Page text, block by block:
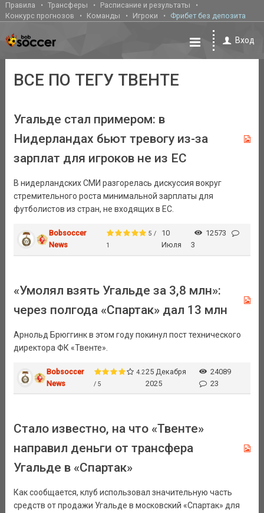
Правила Трансферы
Расписание и результаты
Конкурс прогнозов
Команды Игроки Фрибет без депозита
Вход
ВСЕ ПО ТЕГУ ТВЕНТЕ
Угальде стал примером: в
Нидерландах бьют тревогу из-за
зарплат для игроков не из ЕС
В нидерландских СМИ разгорелась дискуссия вокруг
стремительного роста минимальной зарплаты для
футболистов из стран, не входящих в ЕС.
Bobsoccer
News
5 /
1
10
Июля
12573
3
«Умолял взять Угальде за 3,8 млн»:
через полгода «Спартак» дал 13 млн
Арнольд Брюггинк в этом году покинул пост технического
директора ФК «Твенте».
Bobsoccer
News
4.2
/ 5
25 Декабря
2025
24089
23
Стало известно, на что «Твенте»
направил деньги от трансфера
Угальде в «Спартак»
Как сообщается, клуб использовал значительную часть
средств от продажи Угальде в московский «Спартак» для